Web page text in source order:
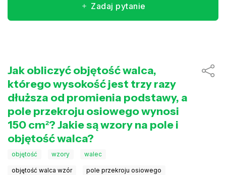
Zadaj pytanie
Jak obliczyć objętość walca,
którego wysokość jest trzy razy
dłuższa od promienia podstawy, a
pole przekroju osiowego wynosi
150 cm²? Jakie są wzory na pole i
objętość walca?
objętość wzory walec
objętość walca wzór
pole przekroju osiowego